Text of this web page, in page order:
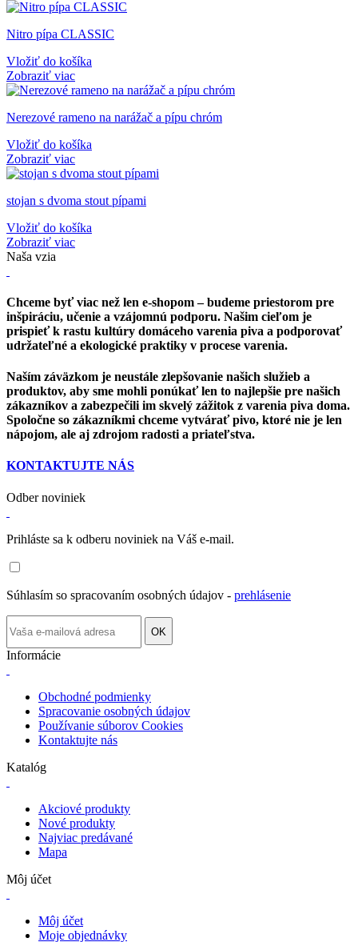
Nitro pípa CLASSIC
Vložiť do košíka
Zobraziť viac
Nerezové rameno na narážač a pípu chróm
Vložiť do košíka
Zobraziť viac
stojan s dvoma stout pípami
Vložiť do košíka
Zobraziť viac
Naša vzia
Chceme byť viac než len e-shopom – budeme priestorom pre
inšpiráciu, učenie a vzájomnú podporu. Našim cieľom je
prispieť k rastu kultúry domáceho varenia piva a podporovať
udržateľné a ekologické praktiky v procese varenia.
Naším záväzkom je neustále zlepšovanie našich služieb a
produktov, aby sme mohli ponúkať len to najlepšie pre našich
zákazníkov a zabezpečili im skvelý zážitok z varenia piva doma.
Spoločne so zákazníkmi chceme vytvárať pivo, ktoré nie je len
nápojom, ale aj zdrojom radosti a priateľstva.
KONTAKTUJTE NÁS
Odber noviniek
Prihláste sa k odberu noviniek na Váš e-mail.
Súhlasím so spracovaním osobných údajov - prehlásenie
OK
Informácie
Obchodné podmienky
Spracovanie osobných údajov
Používanie súborov Cookies
Kontaktujte nás
Katalóg
Akciové produkty
Nové produkty
Najviac predávané
Mapa
Môj účet
Môj účet
Moje objednávky